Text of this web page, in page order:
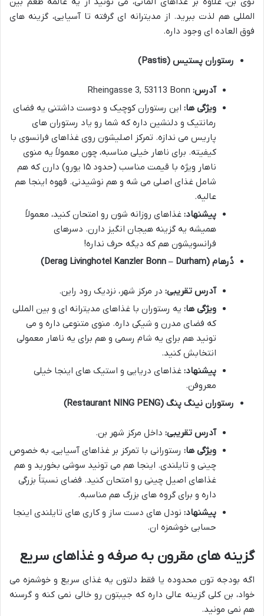
المللی هم لذت ببرید. از مدیترانه ای گرفته تا آسیایی، گزینه های
فوق العاده ای وجود داره.
رستوران پستیس (Pastis)
آدرس:
ویژگی ها: این رستوران کوچیک و دوست داشتنی یه فضای
رمانتیک و دلنشین داره که شما رو یاد رستوران های
پاریس می ندازه. تمرکز اصلیشون روی غذاهای فرانسوی با
کیفیته. برای ناهار خیلی مناسبه، چون معمولاً یه منوی
ناهار ویژه با قیمت مناسب (حدود ۱۵ یورو) دارن که هم
شامل غذای اصلی می شه و هم نوشیدنی. قهوه اینجا هم
عالیه.
پیشنهاد: غذاهای روزانه شون رو امتحان کنید، معمولاً
همیشه یه گزینه هیجان انگیز دارن. دسرهای
فرانسویشون هم که دیگه حرف نداره!
دُرهام (Derag Livinghotel Kanzler Bonn – Durham)
آدرس تقریبی: در مرکز شهر، نزدیک رود راین.
ویژگی ها: یه رستوران با غذاهای مدیترانه ای و بین المللی
که فضای مدرن و شیکی داره. منوی متنوعی داره و می
تونید هم برای یه شام رسمی و هم برای یه ناهار معمولی
انتخابش کنید.
پیشنهاد: غذاهای دریایی و استیک های اینجا خیلی
معروفن.
رستوران نینگ پنگ (Restaurant NING PENG)
آدرس تقریبی: داخل مرکز شهر بن.
ویژگی ها: رستورانی با تمرکز بر غذاهای آسیایی، به خصوص
چینی و تایلندی. اینجا هم می تونید سوشی بخورید و هم
غذاهای اصیل چینی رو امتحان کنید. فضای نسبتاً بزرگی
داره و برای گروه های بزرگ هم مناسبه.
پیشنهاد: نودل های دست ساز و کاری های تایلندی اینجا
حسابی خوشمزه ان.
گزینه های مقرون به صرفه و غذاهای سریع
اگه بودجه تون محدوده یا فقط دلتون یه غذای سریع و خوشمزه می
خواد، بن کلی گزینه عالی داره که جیبتون رو خالی نمی کنه و گرسنه
هم نمی مونید.